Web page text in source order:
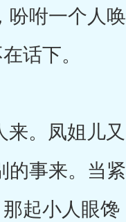
吩咐一个人唤
话下。
。凤姐儿又
的事来。当紧
起小人眼馋